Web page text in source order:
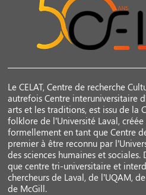
Le CELAT, Centre de recherche
autrefois Centre interuniversitaire
arts et les traditions, est issu de la
folklore de l’Université Laval,
formellement en tant que Centre
premier à être reconnu par
des sciences humaines et
que centre tri-universitaire et
chercheurs de Laval, de l’UQAM,
de McGill.